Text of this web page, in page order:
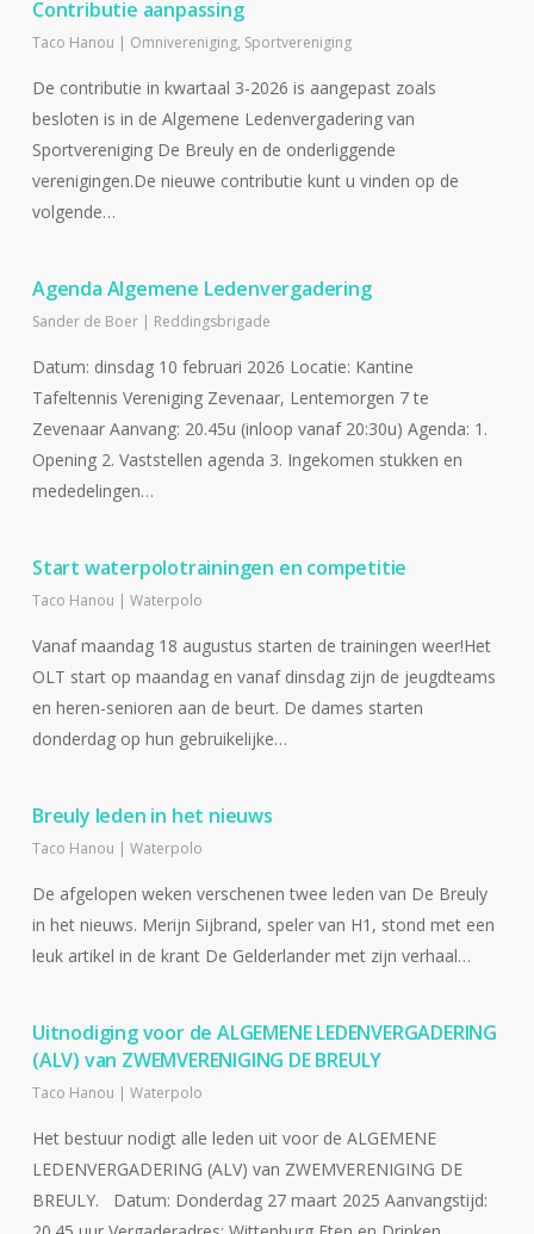
Contributie aanpassing
Taco Hanou | Omnivereniging, Sportvereniging
De contributie in kwartaal 3-2026 is aangepast zoals
besloten is in de Algemene Ledenvergadering van
Sportvereniging De Breuly en de onderliggende
verenigingen.De nieuwe contributie kunt u vinden op de
volgende…
Agenda Algemene Ledenvergadering
Sander de Boer | Reddingsbrigade
Datum: dinsdag 10 februari 2026 Locatie: Kantine
Tafeltennis Vereniging Zevenaar, Lentemorgen 7 te
Zevenaar Aanvang: 20.45u (inloop vanaf 20:30u) Agenda: 1.
Opening 2. Vaststellen agenda 3. Ingekomen stukken en
mededelingen…
Start waterpolotrainingen en competitie
Taco Hanou | Waterpolo
Vanaf maandag 18 augustus starten de trainingen weer!Het
OLT start op maandag en vanaf dinsdag zijn de jeugdteams
en heren-senioren aan de beurt. De dames starten
donderdag op hun gebruikelijke…
Breuly leden in het nieuws
Taco Hanou | Waterpolo
De afgelopen weken verschenen twee leden van De Breuly
in het nieuws. Merijn Sijbrand, speler van H1, stond met een
leuk artikel in de krant De Gelderlander met zijn verhaal…
Uitnodiging voor de ALGEMENE LEDENVERGADERING
(ALV) van ZWEMVERENIGING DE BREULY
Taco Hanou | Waterpolo
Het bestuur nodigt alle leden uit voor de ALGEMENE
LEDENVERGADERING (ALV) van ZWEMVERENIGING DE
BREULY. Datum: Donderdag 27 maart 2025 Aanvangstijd: